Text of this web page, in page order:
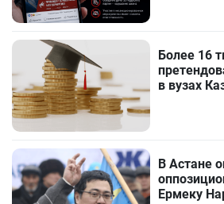
Более 16
в вузах
В Астане
Ермеку